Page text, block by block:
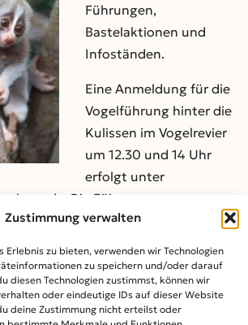
Zustimmung verwalten
Erlebnis zu bieten, verwenden wir Technologien
zu speichern und/oder darauf
diesen Technologien zustimmst, können wir
oder eindeutige IDs auf dieser Website
deine Zustimmung nicht erteilst oder
Führungen,
Bastelaktionen und
Infoständen.
Eine Anmeldung für die
Vogelführung hinter die
Kulissen im Vogelrevier
um 12.30 und 14 Uhr
erfolgt unter
. Die Führungen vom
um 11 und 14 Uhr beim
und das Programm finden Sie
unterwww.zoo-